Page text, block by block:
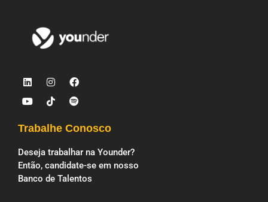
Trabalhe Conosco
Deseja trabalhar na Younder?
Então, candidate-se em nosso
Banco de Talentos